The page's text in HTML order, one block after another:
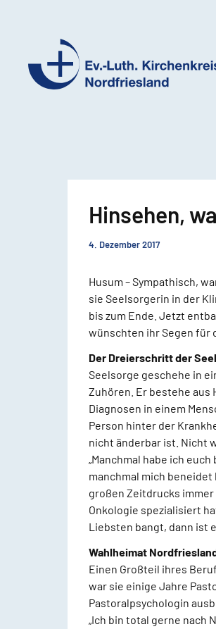
Ev.-
Hinsehen,
4. Dezember 2017
Husum – Sympathisch,
sie Seelsorgerin in der
bis zum Ende. Jetzt
wünschten ihr Segen für
Der Dreierschritt der
Seelsorge geschehe in
Zuhören. Er bestehe aus
Diagnosen in einem
Person hinter der
nicht änderbar ist. Nicht
„Manchmal habe ich
manchmal mich
großen Zeitdrucks
Onkologie spezialisiert
Liebsten bangt, dann ist
Wahlheimat
Einen Großteil ihres
war sie einige Jahre
Pastoralpsychologin
„Ich bin total gerne nach